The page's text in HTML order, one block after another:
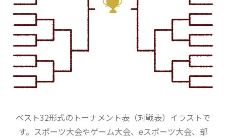
ベスト32形式のトーナメント表（対戦表）イラストで
す。スポーツ大会やゲーム大会、eスポーツ大会、部